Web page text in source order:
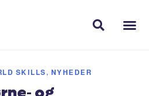
SKILLS , NYHEDER